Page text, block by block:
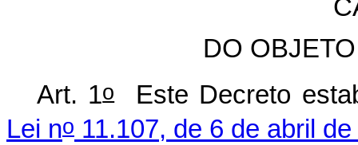
DO
Art. 1oEste Decreto
Lei no 11.107, de 6 de abril